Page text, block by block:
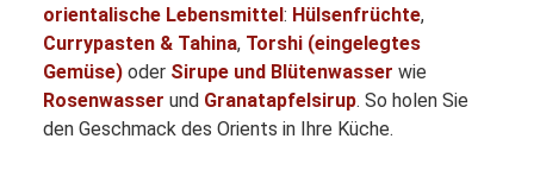
orientalische Lebensmittel : Hülsenfrüchte,
Currypasten & Tahina, Torshi (eingelegtes
Gemüse) oder Sirupe und Blütenwasser wie
Rosenwasser und Granatapfelsirup. So holen Sie
den Geschmack des Orients in Ihre Küche.